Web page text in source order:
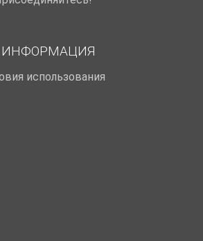
ИНФОРМАЦИЯ
использования